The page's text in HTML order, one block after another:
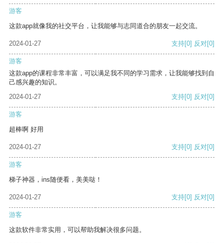
游客
这款app就像我的社交平台，让我能够与志同道合的朋友一起交流。
2024-01-27 支持[0] 反对[0]
游客
这款app的课程非常丰富，可以满足我不同的学习需求，让我能够找到自
己感兴趣的知识。
2024-01-27
支持[0] 反对[0]
游客
超棒啊 好用
2024-01-27 支持[0] 反对[0]
游客
梯子神器，ins随便看，美美哒！
2024-01-27 支持[0] 反对[0]
游客
这款软件非常实用，可以帮助我解决很多问题。